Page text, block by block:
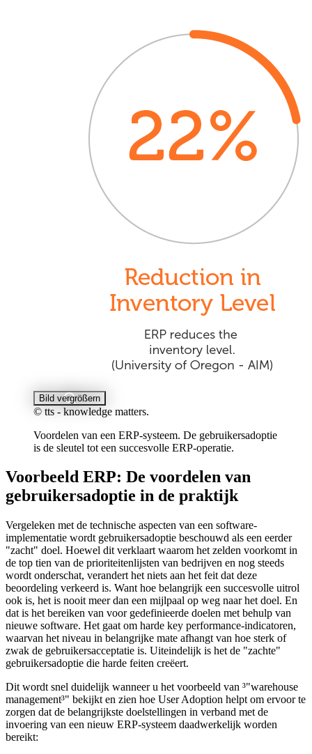
Bild vergrößern
© tts - knowledge matters.
Voordelen van een ERP-systeem. De gebruikersadoptie
is de sleutel tot een succesvolle ERP-operatie.
Voorbeeld ERP: De voordelen van
gebruikersadoptie in de praktijk
Vergeleken met de technische aspecten van een software-
implementatie wordt gebruikersadoptie beschouwd als een eerder
"zacht" doel. Hoewel dit verklaart waarom het zelden voorkomt in
de top tien van de prioriteitenlijsten van bedrijven en nog steeds
wordt onderschat, verandert het niets aan het feit dat deze
beoordeling verkeerd is. Want hoe belangrijk een succesvolle uitrol
ook is, het is nooit meer dan een mijlpaal op weg naar het doel. En
dat is het bereiken van voor gedefinieerde doelen met behulp van
nieuwe software. Het gaat om harde key performance-indicatoren,
waarvan het niveau in belangrijke mate afhangt van hoe sterk of
zwak de gebruikersacceptatie is. Uiteindelijk is het de "zachte"
gebruikersadoptie die harde feiten creëert.
Dit wordt snel duidelijk wanneer u het voorbeeld van ³"warehouse
management³" bekijkt en zien hoe User Adoption helpt om ervoor te
zorgen dat de belangrijkste doelstellingen in verband met de
invoering van een nieuw ERP-systeem daadwerkelijk worden
bereikt: